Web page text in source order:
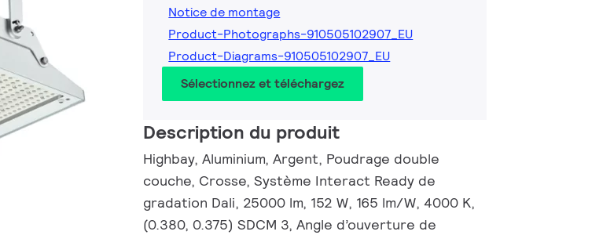
Notice de montage
Product-Photographs-910505102907_EU
Product-Diagrams-910505102907_EU
Sélectionnez et téléchargez
Description du produit
Highbay, Aluminium, Argent, Poudrage double
couche, Crosse, Système Interact Ready de
gradation Dali, 25000 lm, 152 W, 165 lm/W, 4000 K,
(0.380, 0.375) SDCM 3, Angle d’ouverture de